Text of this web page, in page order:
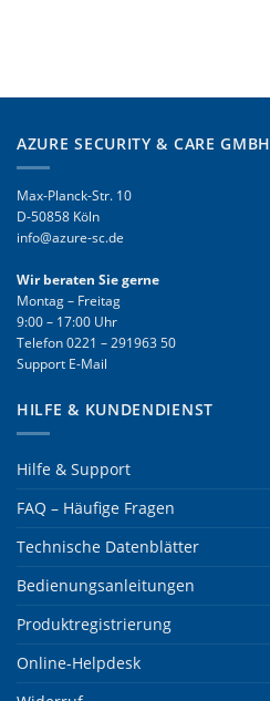
AZURE SECURITY & CARE GMBH
Max-Planck-Str. 10
D-50858 Köln
info@azure-sc.de
Wir beraten Sie gerne
Montag – Freitag
9:00 – 17:00 Uhr
Telefon0221 – 291963 50
Support E-Mail
HILFE & KUNDENDIENST
Hilfe & Support
FAQ – Häufige Fragen
Technische Datenblätter
Bedienungsanleitungen
Produktregistrierung
Online-Helpdesk